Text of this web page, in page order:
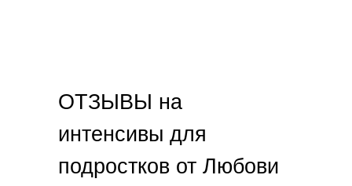
ОТЗЫВЫ на
интенсивы для
подростков от Любови